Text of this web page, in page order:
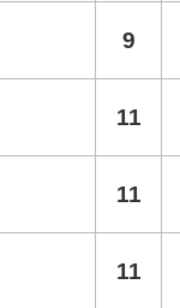
9
11
11
11